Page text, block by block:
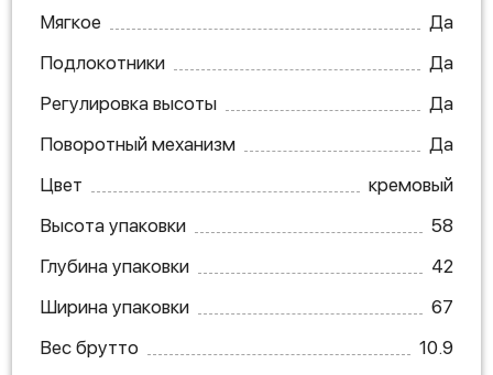
Мягкое
Да
Подлокотники
Да
Регулировка высоты
Да
Поворотный механизм
Да
Цвет
кремовый
Высота упаковки
58
Глубина упаковки
42
Ширина упаковки
67
Вес брутто
10.9